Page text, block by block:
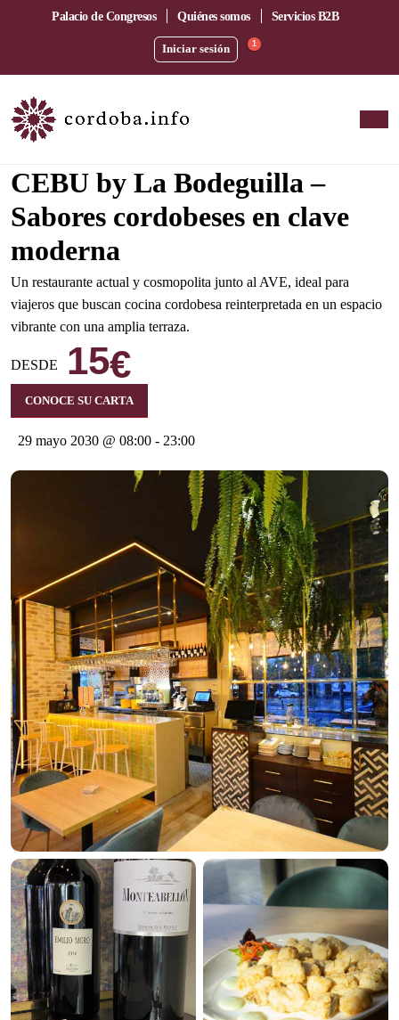
Palacio de Congresos Quiénes somos Servicios B2B
Iniciar sesión 1
CEBU by La Bodeguilla –
Sabores cordobeses en clave
moderna
Un restaurante actual y cosmopolita junto al AVE, ideal para
viajeros que buscan cocina cordobesa reinterpretada en un espacio
vibrante con una amplia terraza.
DESDE 15€
CONOCE SU CARTA
29 mayo 2030 @ 08:00 - 23:00